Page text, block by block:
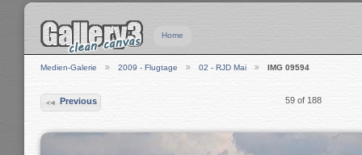
Home
Medien-Galerie 2009 - Flugtage 02 - RJD Mai IMG 09594
Previous 59 of 188